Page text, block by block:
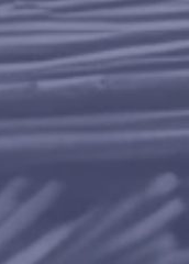
Чайна", като
техника за